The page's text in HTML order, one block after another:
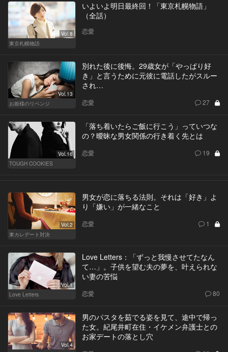
Vol.8
東京札幌物語
いよいよ明日最終回！「東京札幌物語」
（全話）
恋愛
Vol.13
お姫様のリベンジ
別れた後に後悔。29歳女が「やっぱり好
き」と言うために元彼に電話したがスルー
され…
恋愛 27
Vol.16
TOUGH COOKIES
「落ち着いたらご飯に行こう」っていつな
の？曖昧な男女関係の行き着く先とは
恋愛 19
Vol.2
東カレデート対決
男女が恋に落ちる法則。それは「好き」よ
り「嫌い」が一緒なこと
恋愛 1
Vol.1
Love Letters
Love Letters：「ずっと我慢させてたなん
て…」。子供を望む夫の夢を、叶えられな
い妻の苦悩
恋愛 80
Vol.4
男のパスタを茹でる姿を見て、途中で帰っ
た女。紀尾井町在住・イケメン弁護士との
お家デートの落とし穴